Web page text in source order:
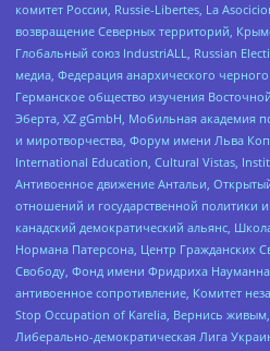
комитет России, Russie-Libertes, La
возвращение Северных территорий,
Глобальный союз IndustriALL, Russian
медиа, Федерация анархического
Германское общество изучения
Эберта, XZ gGmbH, Мобильная академия
и миротворчества, Форум имени Льва
International Education, Cultural Vistas,
Антивоенное движение Антальи,
отношений и государственной политики
канадский демократический альянс,
Нормана Патерсона, Центр Гражданских
Свободу, Фонд имени Фридриха Науманна
антивоенное сопротивление, Комитет
Stop Occupation of Karelia, Вернись
Либерально-демократическая Лига